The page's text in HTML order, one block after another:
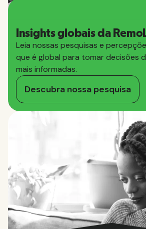
Insights globais da
Leia nossas pesquisas e
que é global para tomar decisões
mais informadas.
Descubra nossa pesquisa